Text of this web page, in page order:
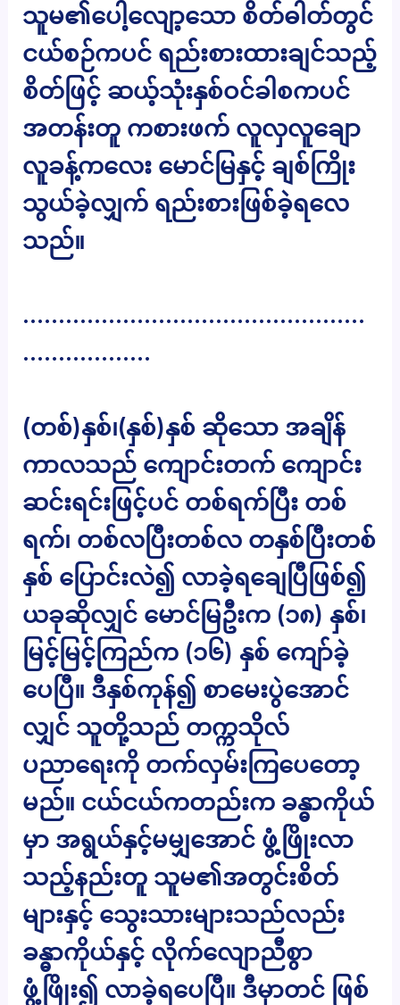
သူမ၏ပေါ့လျော့သော စိတ်ဓါတ်တွင်
ငယ်စဉ်ကပင် ရည်းစားထားချင်သည့်
စိတ်ဖြင့် ဆယ့်သုံးနှစ်ဝင်ခါစကပင်
အတန်းတူ ကစားဖက် လူလှလူချော
လူခန့်ကလေး မောင်မြနှင့် ချစ်ကြိုး
သွယ်ခဲ့လျှက် ရည်းစားဖြစ်ခဲ့ရလေ
သည်။
…………………………………………
………………
(တစ်)နှစ်၊(နှစ်)နှစ် ဆိုသော အချိန်
ကာလသည် ကျောင်းတက် ကျောင်း
ဆင်းရင်းဖြင့်ပင် တစ်ရက်ပြီး တစ်
ရက်၊ တစ်လပြီးတစ်လ တနှစ်ပြီးတစ်
နှစ် ပြောင်းလဲ၍ လာခဲ့ရချေပြီဖြစ်၍
ယခုဆိုလျှင် မောင်မြဦးက (၁၈) နှစ်၊
မြင့်မြင့်ကြည်က (၁၆) နှစ် ကျော်ခဲ့
ပေပြီ။ ဒီနှစ်ကုန်၍ စာမေးပွဲအောင်
လျှင် သူတို့သည် တက္ကသိုလ်
ပညာရေးကို တက်လှမ်းကြပေတော့
မည်။ ငယ်ငယ်ကတည်းက ခန္ဓာကိုယ်
မှာ အရွယ်နှင့်မမျှအောင် ဖွံ့ဖြိုးလာ
သည့်နည်းတူ သူမ၏အတွင်းစိတ်
များနှင့် သွေးသားများသည်လည်း
ခန္ဓာကိုယ်နှင့် လိုက်လျောညီစွာ
ဖွံ့ဖြိုး၍ လာခဲ့ရပေပြီ။ ဒီမှာတင် ဖြစ်